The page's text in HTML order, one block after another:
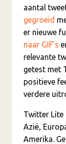
aantal
gegroeid
er nieuwe
naar GIF’s
relevante
getest met
positieve
verdere
Twitter Lite
Azië,
Amerika.